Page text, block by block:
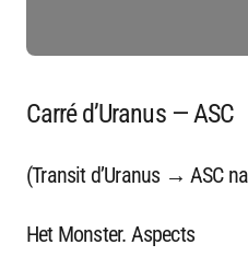
Carré d’Uranus — ASC
(Transit d’Uranus → ASC
Het Monster. Aspects